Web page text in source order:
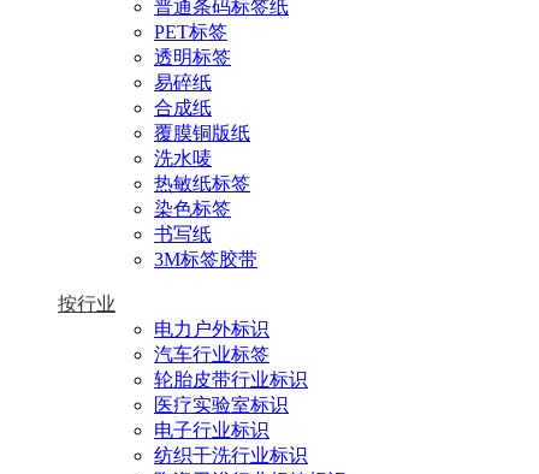
普通条码标签纸
PET标签
透明标签
易碎纸
合成纸
覆膜铜版纸
洗水唛
热敏纸标签
染色标签
书写纸
3M标签胶带
按行业
电力户外标识
汽车行业标签
轮胎皮带行业标识
医疗实验室标识
电子行业标识
纺织干洗行业标识